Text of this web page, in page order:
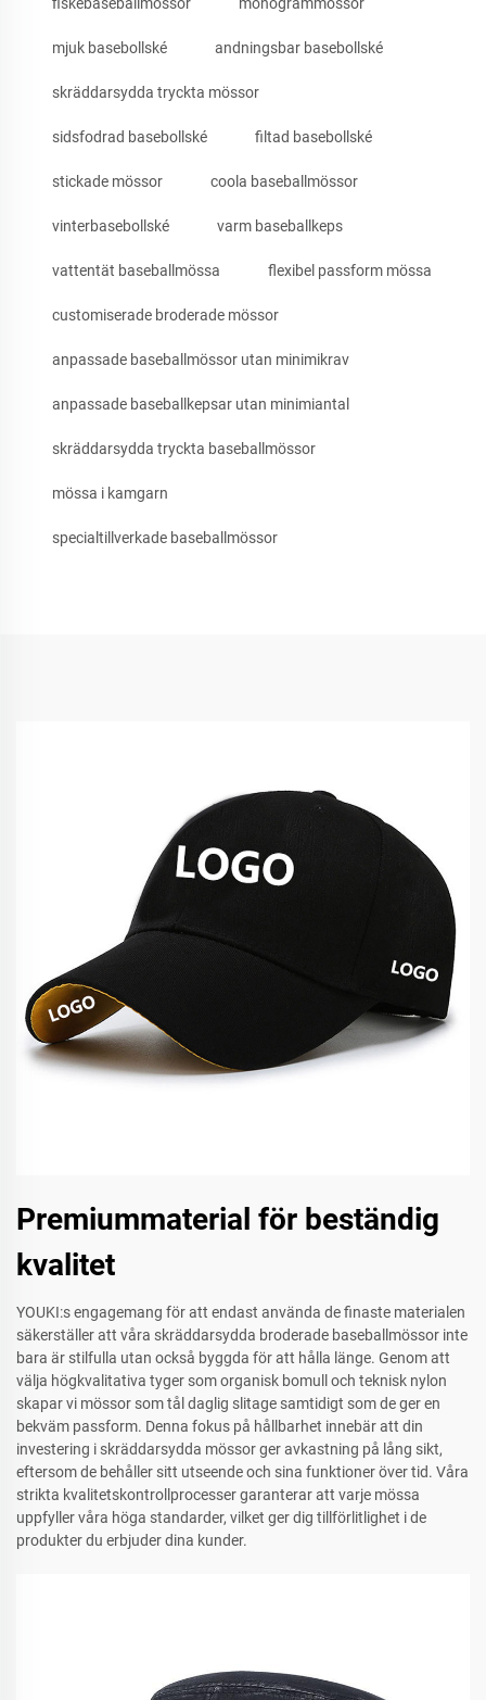
mjuk basebollské andningsbar basebollské
skräddarsydda tryckta mössor
sidsfodrad basebollské filtad basebollské
stickade mössor coola baseballmössor
vinterbasebollské varm baseballkeps
vattentät baseballmössa flexibel passform mössa
customiserade broderade mössor
anpassade baseballmössor utan minimikrav
anpassade baseballkepsar utan minimiantal
skräddarsydda tryckta baseballmössor
mössa i kamgarn
specialtillverkade baseballmössor
Premiummaterial för beständig
kvalitet
YOUKI:s engagemang för att endast använda de finaste materialen
säkerställer att våra skräddarsydda broderade baseballmössor inte
bara är stilfulla utan också byggda för att hålla länge. Genom att
välja högkvalitativa tyger som organisk bomull och teknisk nylon
skapar vi mössor som tål daglig slitage samtidigt som de ger en
bekväm passform. Denna fokus på hållbarhet innebär att din
investering i skräddarsydda mössor ger avkastning på lång sikt,
eftersom de behåller sitt utseende och sina funktioner över tid. Våra
strikta kvalitetskontrollprocesser garanterar att varje mössa
uppfyller våra höga standarder, vilket ger dig tillförlitlighet i de
produkter du erbjuder dina kunder.